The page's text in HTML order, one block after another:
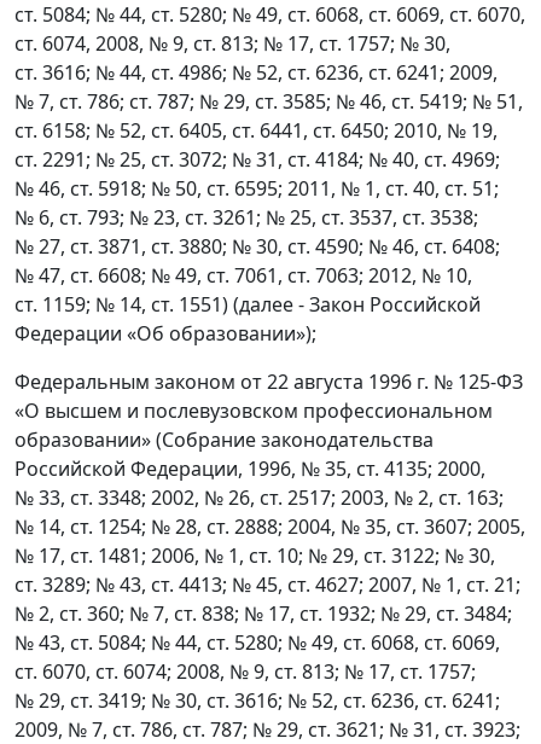
ст. 5084; № 44, ст. 5280; № 49, ст. 6068, ст. 6069, ст. 6070,
ст. 6074, 2008, № 9, ст. 813; № 17, ст. 1757; № 30,
ст. 3616; № 44, ст. 4986; № 52, ст. 6236, ст. 6241; 2009,
№ 7, ст. 786; ст. 787; № 29, ст. 3585; № 46, ст. 5419; № 51,
ст. 6158; № 52, ст. 6405, ст. 6441, ст. 6450; 2010, № 19,
ст. 2291; № 25, ст. 3072; № 31, ст. 4184; № 40, ст. 4969;
№ 46, ст. 5918; № 50, ст. 6595; 2011, № 1, ст. 40, ст. 51;
№ 6, ст. 793; № 23, ст. 3261; № 25, ст. 3537, ст. 3538;
№ 27, ст. 3871, ст. 3880; № 30, ст. 4590; № 46, ст. 6408;
№ 47, ст. 6608; № 49, ст. 7061, ст. 7063; 2012, № 10,
ст. 1159; № 14, ст. 1551) (далее - Закон Российской
Федерации «Об образовании»);
Федеральным законом от 22 августа 1996 г. № 125-ФЗ
«О высшем и послевузовском профессиональном
образовании» (Собрание законодательства
Российской Федерации, 1996, № 35, ст. 4135; 2000,
№ 33, ст. 3348; 2002, № 26, ст. 2517; 2003, № 2, ст. 163;
№ 14, ст. 1254; № 28, ст. 2888; 2004, № 35, ст. 3607; 2005,
№ 17, ст. 1481; 2006, № 1, ст. 10; № 29, ст. 3122; № 30,
ст. 3289; № 43, ст. 4413; № 45, ст. 4627; 2007, № 1, ст. 21;
№ 2, ст. 360; № 7, ст. 838; № 17, ст. 1932; № 29, ст. 3484;
№ 43, ст. 5084; № 44, ст. 5280; № 49, ст. 6068, ст. 6069,
ст. 6070, ст. 6074; 2008, № 9, ст. 813; № 17, ст. 1757;
№ 29, ст. 3419; № 30, ст. 3616; № 52, ст. 6236, ст. 6241;
2009, № 7, ст. 786, ст. 787; № 29, ст. 3621; № 31, ст. 3923;